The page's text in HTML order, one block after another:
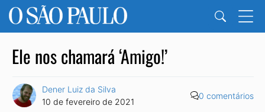
Ele nos chamará ‘Amigo!’
Dener Luiz da Silva
10 de fevereiro de 2021
0 comentários